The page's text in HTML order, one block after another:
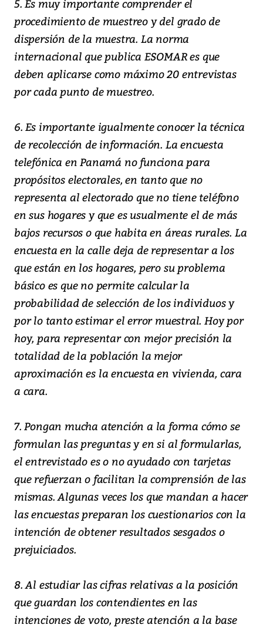
5. Es muy importante comprender el
procedimiento de muestreo y del grado de
dispersión de la muestra. La norma
internacional que publica ESOMAR es que
deben aplicarse como máximo 20 entrevistas
por cada punto de muestreo.
6. Es importante igualmente conocer la técnica
de recolección de información. La encuesta
telefónica en Panamá no funciona para
propósitos electorales, en tanto que no
representa al electorado que no tiene teléfono
en sus hogares y que es usualmente el de más
bajos recursos o que habita en áreas rurales. La
encuesta en la calle deja de representar a los
que están en los hogares, pero su problema
básico es que no permite calcular la
probabilidad de selección de los individuos y
por lo tanto estimar el error muestral. Hoy por
hoy, para representar con mejor precisión la
totalidad de la población la mejor
aproximación es la encuesta en vivienda, cara
a cara.
7. Pongan mucha atención a la forma cómo se
formulan las preguntas y en si al formularlas,
el entrevistado es o no ayudado con tarjetas
que refuerzan o facilitan la comprensión de las
mismas. Algunas veces los que mandan a hacer
las encuestas preparan los cuestionarios con la
intención de obtener resultados sesgados o
prejuiciados.
8. Al estudiar las cifras relativas a la posición
que guardan los contendientes en las
intenciones de voto, preste atención a la base